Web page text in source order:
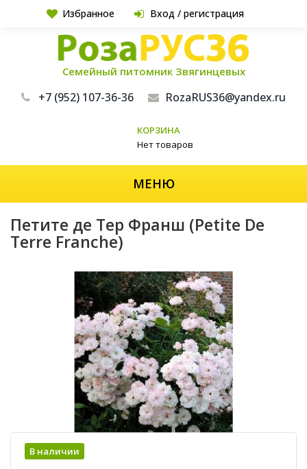
Избранное Вход / регистрация
Семейный питомник Звягинцевых
+7 (952) 107-36-36 RozaRUS36@yandex.ru
КОРЗИНА
Нет товаров
МЕНЮ
Петите де Тер Франш (Petite De
Terre Franche)
В наличии